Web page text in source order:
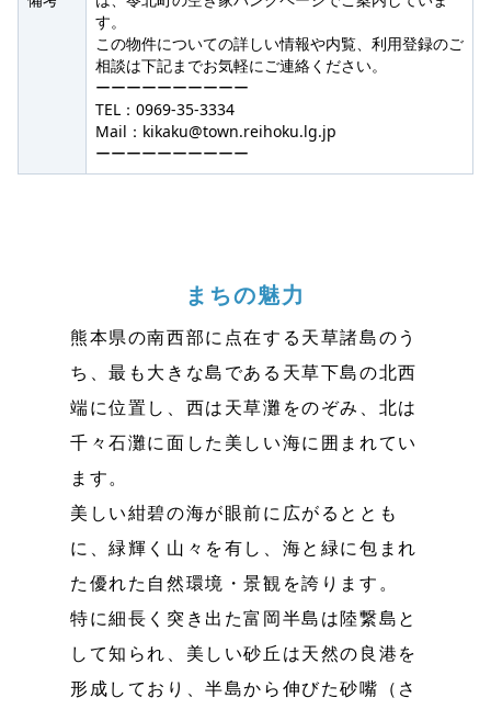
す。
この物件についての詳しい情報や内覧、利用登録のご
相談は下記までお気軽にご連絡ください。
ーーーーーーーーーー
TEL：0969-35-3334
Mail：kikaku@town.reihoku.lg.jp
ーーーーーーーーーー
まちの魅力
熊本県の南西部に点在する天草諸島のう
ち、最も大きな島である天草下島の北西
端に位置し、西は天草灘をのぞみ、北は
千々石灘に面した美しい海に囲まれてい
ます。
美しい紺碧の海が眼前に広がるととも
に、緑輝く山々を有し、海と緑に包まれ
た優れた自然環境・景観を誇ります。
特に細長く突き出た富岡半島は陸繋島と
して知られ、美しい砂丘は天然の良港を
形成しており、半島から伸びた砂嘴（さ